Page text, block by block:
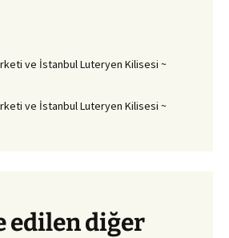
ve İstanbul Luteryen Kilisesi ~
ve İstanbul Luteryen Kilisesi ~
edilen diğer